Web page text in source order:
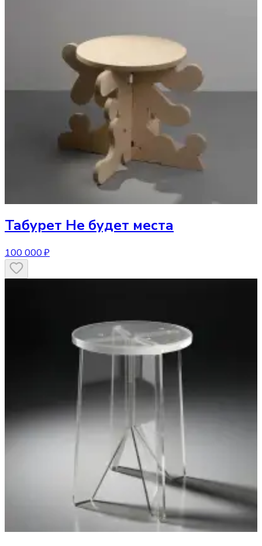
Табурет Не будет места
100 000 ₽